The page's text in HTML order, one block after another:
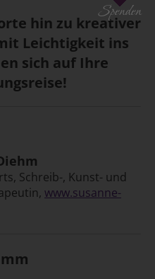
hin zu kreativer
Leichtig­keit ins
sich auf Ihre
Schreib-, Kunst- und
www.susanne-
Spenden